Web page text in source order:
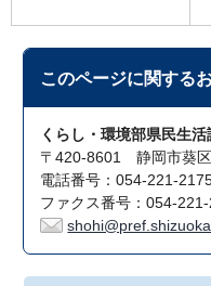
このページに関する
くらし・環境部県民生活
〒420-8601 静岡市葵
電話番号：054-221-
ファクス番号：054-